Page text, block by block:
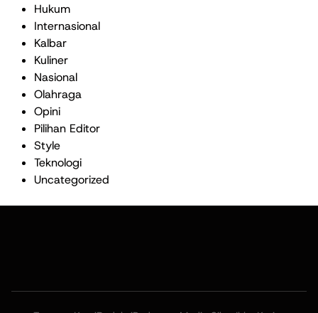
Hukum
Internasional
Kalbar
Kuliner
Nasional
Olahraga
Opini
Pilihan Editor
Style
Teknologi
Uncategorized